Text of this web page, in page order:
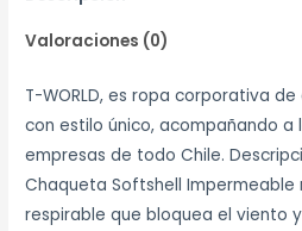
Valoraciones (0)
T-WORLD, es ropa corporativa
con estilo único, acompañando
empresas de todo Chile.
Chaqueta Softshell Impermeable
respirable que bloquea el viento